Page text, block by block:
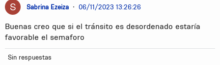
Sabrina Ezeiza • 06/11/2023 13:26:26
Buenas creo que si el tránsito es desordenado estaría
favorable el semaforo
Sin respuestas